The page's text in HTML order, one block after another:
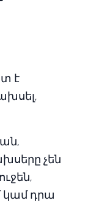
է
չեն
կամ դրա